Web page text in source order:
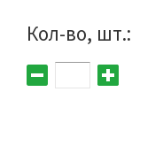
Кол-во, шт.: